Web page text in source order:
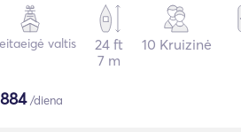
valtis
24 ft
7 m
10 Kruizinė
884/diena